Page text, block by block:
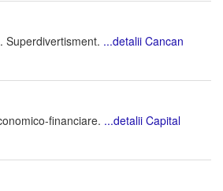
Superdivertisment. ...detalii Cancan
financiare. ...detalii Capital